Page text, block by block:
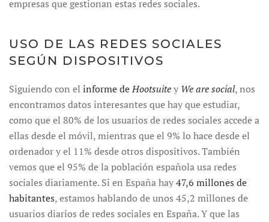
empresas que gestionan estas redes sociales.
USO DE LAS REDES SOCIALES
SEGÚN DISPOSITIVOS
Siguiendo con el informe deHootsuitey We are social, nos
encontramos datos interesantes que hay que estudiar,
como que el 80% de los usuarios de redes sociales accede a
ellas desde el móvil, mientras que el 9% lo hace desde el
ordenador y el 11% desde otros dispositivos. También
vemos que el 95% de la población española usa redes
sociales diariamente. Si en España hay47,6 millones de
habitantes, estamos hablando de unos 45,2 millones de
usuarios diarios de redes sociales en España. Y que las